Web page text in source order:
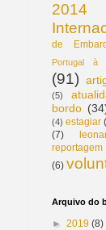
2014
de
Portugal à
(91)
(5)
bordo
(4) estagiar
(7)
reportagem
(6)
Arquivo do
► 2019 (8)